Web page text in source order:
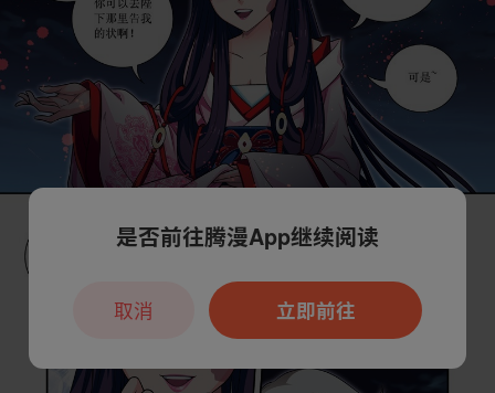
是否前往腾漫App继续阅读
立即前往
取消